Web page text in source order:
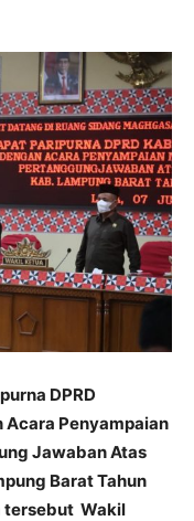
DPRD
Acara Penyampaian
Jawaban Atas
Barat Tahun
tersebut Wakil